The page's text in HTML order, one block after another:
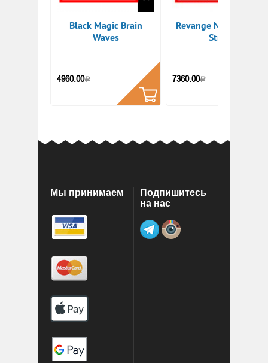
Black Magic Brain
Waves
4960.00Р
КУПИТЬ
Revange Nutrition No
Stress
7360.00Р
Мы принимаем
Подпишитесь
на нас